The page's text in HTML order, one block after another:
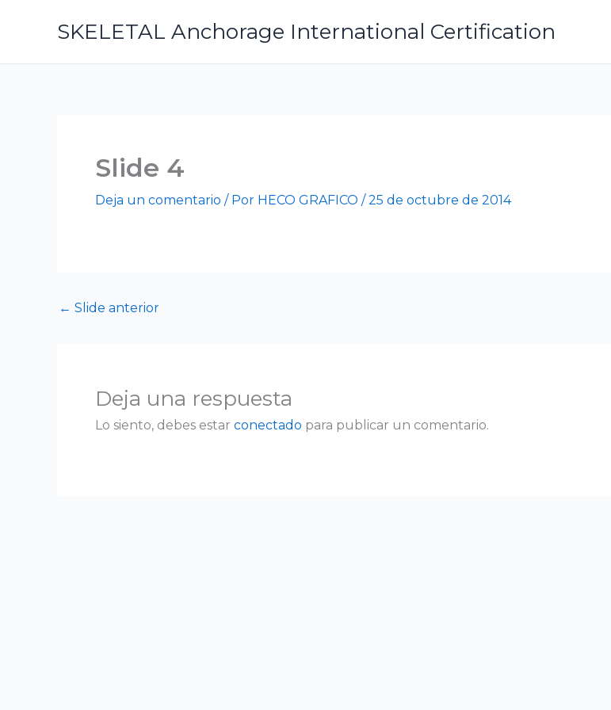
SKELETAL Anchorage International Certification
Slide 4
Deja un comentario / Por HECO GRAFICO /25 de octubre de 2014
← Slide anterior
Deja una respuesta
Lo siento, debes estar conectado para publicar un comentario.